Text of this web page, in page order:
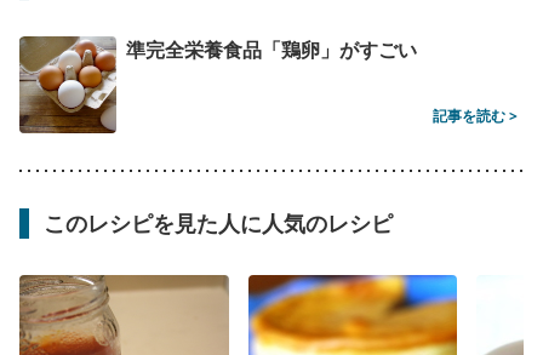
準完全栄養食品「鶏卵」がすごい
記事を読む >
このレシピを見た人に人気のレシピ